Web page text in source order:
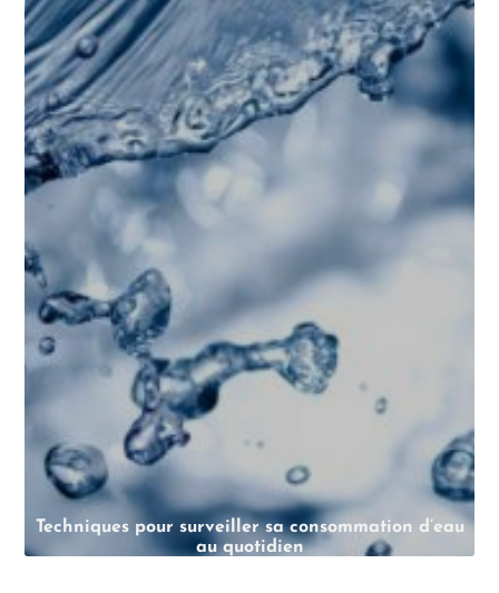
Techniques pour surveiller sa consommation d’eau
au quotidien